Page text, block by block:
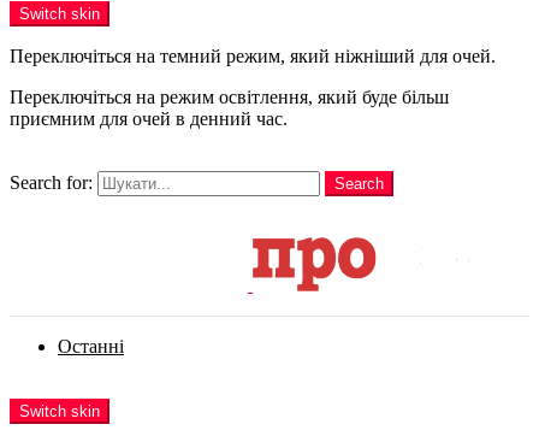
Switch skin
Переключіться на темний режим, який ніжніший для очей.
Переключіться на режим освітлення, який буде більш
приємним для очей в денний час.
Search for:
Search
Останні
Switch skin